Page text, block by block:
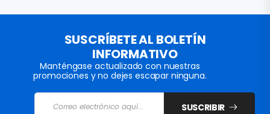
SUSCRÍBETE AL BOLETÍN
INFORMATIVO
Manténgase actualizado con nuestras
promociones y no dejes escapar ninguna.
SUSCRIBIR